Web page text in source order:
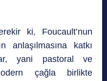
ki, Foucault’nun
anlaşılmasına katkı
yani pastoral ve
çağla birlikte